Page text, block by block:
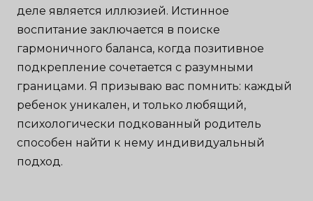
деле является иллюзией. Истинное
воспитание заключается в поиске
гармоничного баланса, когда позитивное
подкрепление сочетается с разумными
границами. Я призываю вас помнить: каждый
ребенок уникален, и только любящий,
психологически подкованный родитель
способен найти к нему индивидуальный
подход.